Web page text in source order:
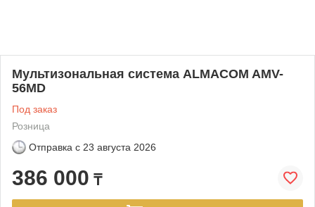
Мультизональная система ALMACOM AMV-
56MD
Под заказ
Розница
Отправка с 23 августа 2026
386 000 ₸